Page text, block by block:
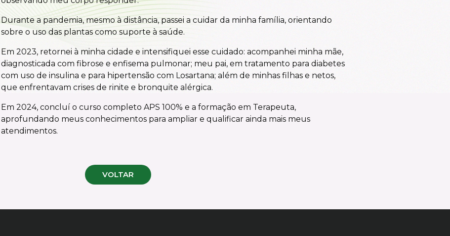
Durante a pandemia, mesmo à distância, passei a cuidar da minha família, orientando
sobre o uso das plantas como suporte à saúde.
Em 2023, retornei à minha cidade e intensifiquei esse cuidado: acompanhei minha mãe,
diagnosticada com fibrose e enfisema pulmonar; meu pai, em tratamento para diabetes
com uso de insulina e para hipertensão com Losartana; além de minhas filhas e netos,
que enfrentavam crises de rinite e bronquite alérgica.
Em 2024, concluí o curso completo APS 100% e a formação em Terapeuta,
aprofundando meus conhecimentos para ampliar e qualificar ainda mais meus
atendimentos.
VOLTAR